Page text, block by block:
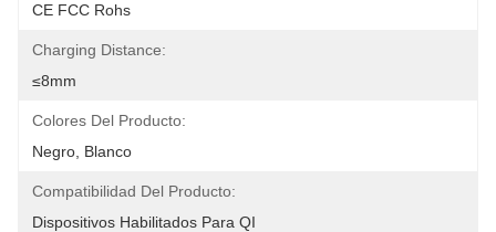
CE FCC Rohs
Charging Distance:
≤8mm
Colores Del Producto:
Negro, Blanco
Compatibilidad Del Producto:
Dispositivos Habilitados Para QI